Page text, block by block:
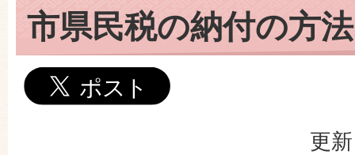
市県民税の納付の方法
更